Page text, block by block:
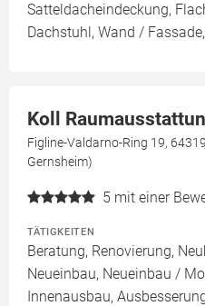
Satteldacheindeckung,
Dachstuhl, Wand /
Koll
Figline-Valdarno-Ring 19,
Gernsheim)
5 mit einer
TÄTIGKEITEN
Beratung, Renovierung,
Neueinbau, Neueinbau /
Innenausbau,